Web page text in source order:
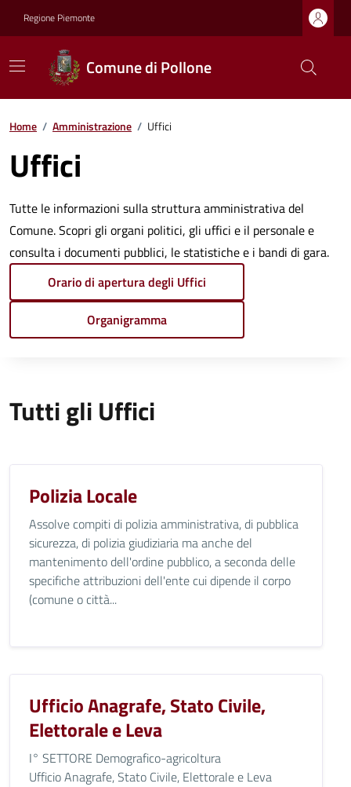
Regione Piemonte
Comune di Pollone
Home / Amministrazione / Uffici
Uffici
Tutte le informazioni sulla struttura amministrativa del
Comune. Scopri gli organi politici, gli uffici e il personale e
consulta i documenti pubblici, le statistiche e i bandi di gara.
Orario di apertura degli Uffici
Organigramma
Tutti gli Uffici
Polizia Locale
Assolve compiti di polizia amministrativa, di pubblica
sicurezza, di polizia giudiziaria ma anche del
mantenimento dell'ordine pubblico, a seconda delle
specifiche attribuzioni dell'ente cui dipende il corpo
(comune o città...
Ufficio Anagrafe, Stato Civile,
Elettorale e Leva
I° SETTORE Demografico-agricoltura
Ufficio Anagrafe, Stato Civile, Elettorale e Leva